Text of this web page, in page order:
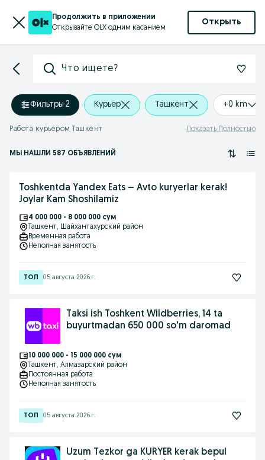
Продолжить в приложении
Открывайте OLX одним касанием
Открыть
Что ищете?
Фильтры·2 Курьер Ташкент +0 km
Работа курьером Ташкент Показать Полностью
МЫ НАШЛИ 587 ОБЪЯВЛЕНИЙ
Toshkentda Yandex Eats – Avto kuryerlar kerak!
Joylar Kam Shoshilamiz
4 000 000 - 8 000 000 сум
Ташкент, Шайхантахурский район
Временная работа
Неполная занятость
05 августа 2026 г.
Taksi ish Toshkent Wildberries, 14 ta
buyurtmadan 650 000 so'm daromad
10 000 000 - 15 000 000 сум
Ташкент, Алмазарский район
Постоянная работа
Неполная занятость
05 августа 2026 г.
Uzum Tezkor ga KURYER kerak bepul